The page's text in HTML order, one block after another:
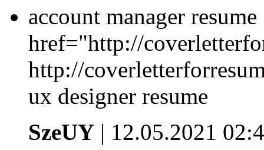
account manager resume
href="http://
http://
ux designer resume
SzeUY | 12.05.2021